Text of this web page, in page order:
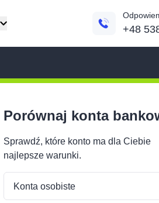
+48
Porównaj konta
Sprawdź, które konto ma dla Ciebie
najlepsze warunki.